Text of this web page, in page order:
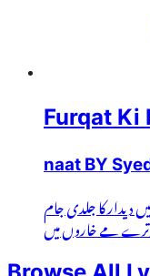
Furqat Ki
naat BY
کا جلدی جام
مے خاروں میں